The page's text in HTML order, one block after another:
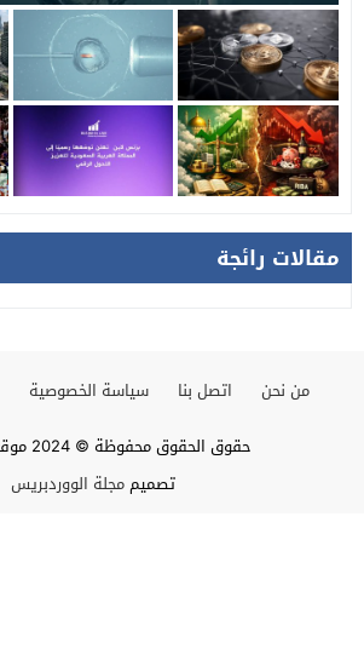
مقالات رائجة
من نحن اتصل بنا سياسة الخصوصية
حقوق الحقوق محفوظة © 2024 موقع الصدارة
تصميممجلة الووردبريس